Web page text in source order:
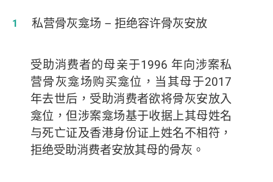
私营骨灰龛场 – 拒绝容许骨灰安放
受助消费者的母亲于1996 年向涉案私
营骨灰龛场购买龛位，当其母于2017
年去世后，受助消费者欲将骨灰安放入
龛位，但涉案龛场基于收据上其母姓名
与死亡证及香港身份证上姓名不相符，
拒绝受助消费者安放其母的骨灰。